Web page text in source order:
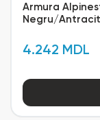
Armura
Negru/
4.242 MDL